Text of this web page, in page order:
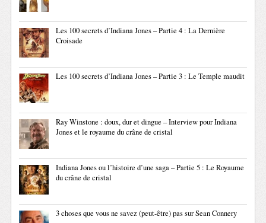
Les 100 secrets d’Indiana Jones – Partie 4 : La Dernière
Croisade
Les 100 secrets d’Indiana Jones – Partie 3 : Le Temple maudit
Ray Winstone : doux, dur et dingue – Interview pour Indiana
Jones et le royaume du crâne de cristal
Indiana Jones ou l’histoire d’une saga – Partie 5 : Le Royaume
du crâne de cristal
3 choses que vous ne savez (peut-être) pas sur Sean Connery